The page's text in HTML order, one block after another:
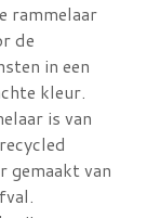
rammelaar
de
in een
kleur.
is van
gemaakt van